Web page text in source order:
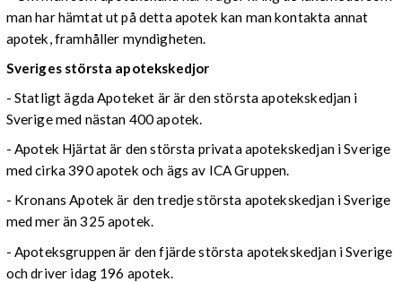
man har hämtat ut på detta apotek kan man kontakta annat
apotek, framhåller myndigheten.
Sveriges största apotekskedjor
- Statligt ägda Apoteket är är den största apotekskedjan i
Sverige med nästan 400 apotek.
- Apotek Hjärtat är den största privata apotekskedjan i Sverige
med cirka 390 apotek och ägs av ICA Gruppen.
- Kronans Apotek är den tredje största apotekskedjan i Sverige
med mer än 325 apotek.
- Apoteksgruppen är den fjärde största apotekskedjan i Sverige
och driver idag 196 apotek.